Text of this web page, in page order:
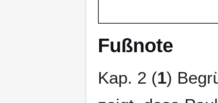
Fußnote
Kap. 2 (1)